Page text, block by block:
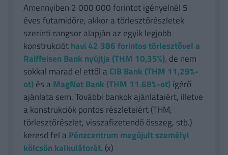
Amennyiben 2 000 000 forintot igényelnél 5
éves futamidőre, akkor a törlesztőrészletek
szerinti rangsor alapján az egyik legjobb
konstrukcióthavi 42 386forintos törlesztővel a
Raiffeisen Bank nyújtja (THM 10,35%),de nem
sokkal marad el ettől a CIB Bank (THM 11,29%-
ot)és a MagNet Bank (THM 11.68%-ot)ígérő
ajánlata sem. További bankok ajánlataiért, illetve
a konstrukciók pontos részleteiért (THM,
törlesztőrészlet, visszafizetendő összeg, stb.)
keresd fel a Pénzcentrum megújult személyi
kölcsön kalkulátorát.(x)